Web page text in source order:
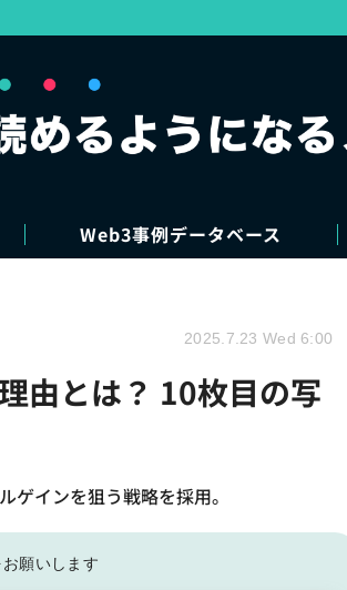
Web3事例データベース
由とは？ 10枚目の写
インを狙う戦略を採用。
2025.7.23 Wed 6:00
願いします